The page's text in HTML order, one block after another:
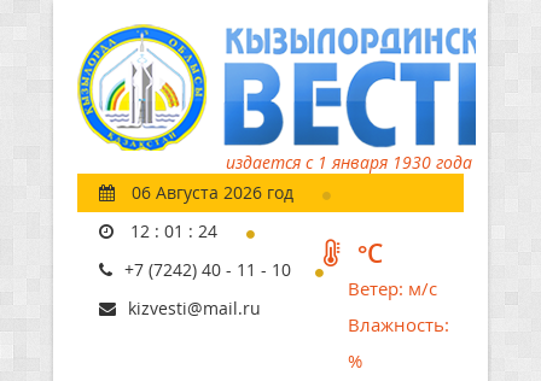
издается с 1 января 1930 года
06 Августа 2026 год
12 : 01 : 25
+7 (7242) 40 - 11 - 10
kizvesti@mail.ru
°C
Ветер: м/с
Влажность:
%